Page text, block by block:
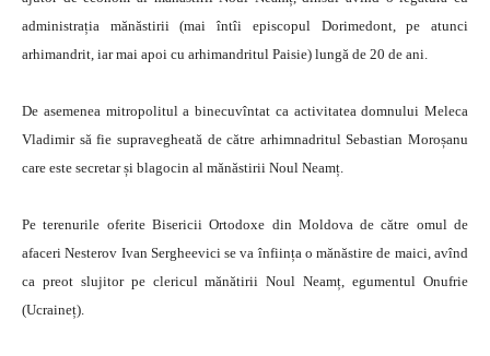
administrația mănăstirii (mai întîi episcopul Dorimedont, pe atunci
arhimandrit, iar mai apoi cu arhimandritul Paisie) lungă de 20 de ani.
De asemenea mitropolitul a binecuvîntat ca activitatea domnului Meleca
Vladimir să fie supravegheată de către arhimnadritul Sebastian Moroșanu
care este secretar și blagocin al mănăstirii Noul Neamț.
Pe terenurile oferite Bisericii Ortodoxe din Moldova de către omul de
afaceri Nesterov Ivan Sergheevici se va înființa o mănăstire de maici, avînd
ca preot slujitor pe clericul mănătirii Noul Neamț, egumentul Onufrie
(Ucraineț).